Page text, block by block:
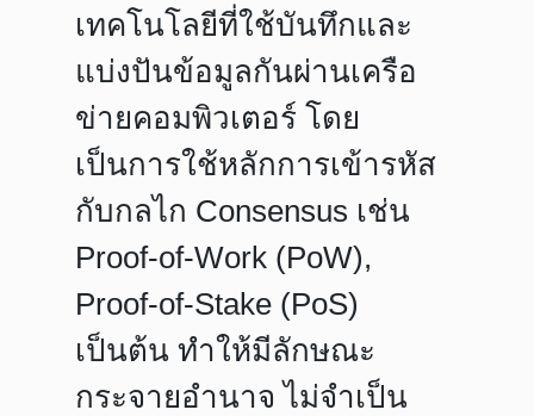
เทคโนโลยีที่ใช้บันทึกและ
แบ่งปันข้อมูลกันผ่านเครือ
ข่ายคอมพิวเตอร์ โดย
เป็นการใช้หลักการเข้ารหัส
กับกลไก Consensus เช่น
Proof-of-Work (PoW),
Proof-of-Stake (PoS)
เป็นต้น ทำให้มีลักษณะ
กระจายอำนาจ ไม่จำเป็น